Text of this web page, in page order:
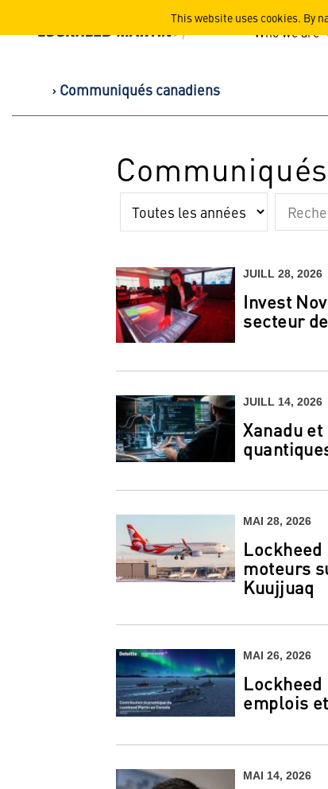
This website uses cookies. By
Lockheed Martin Who we are
Communiqués canadiens
clé
JUILL 28, 2026
Invest
secteur
JUILL 14, 2026
Xanadu
MAI 28, 2026
moteurs
Kuujjuaq
MAI 26, 2026
emplois
MAI 14, 2026